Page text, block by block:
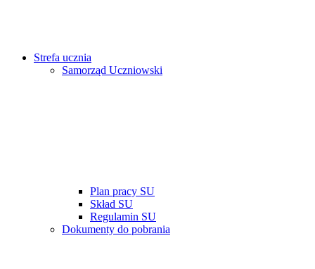
Strefa ucznia
Samorząd Uczniowski
Plan pracy SU
Skład SU
Regulamin SU
Dokumenty do pobrania